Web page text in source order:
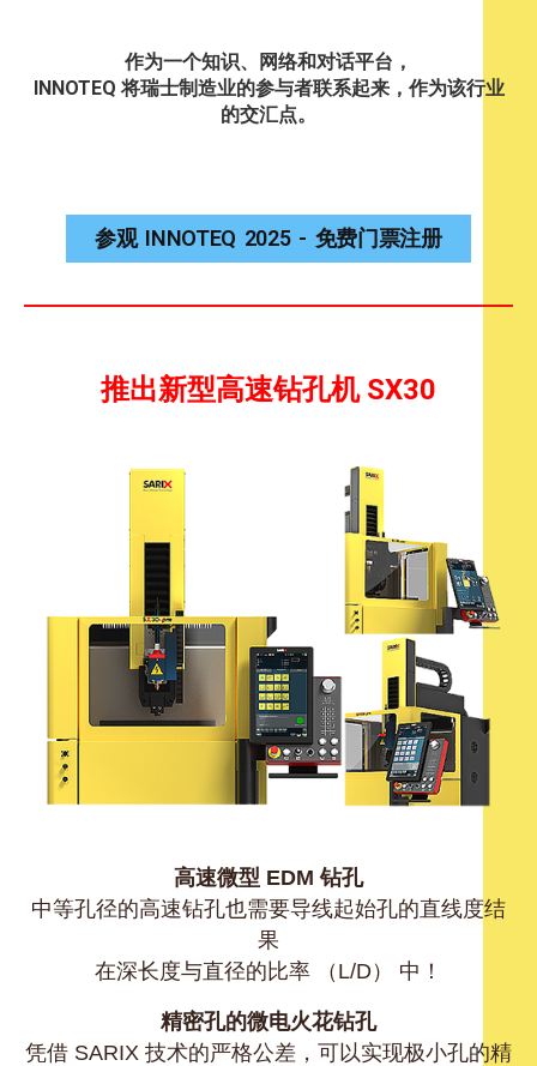
作为一个知识、网络和对话平台，
INNOTEQ 将瑞士制造业的参与者联系起来，作为该行业
的交汇点。
参观 INNOTEQ 2025 - 免费门票注册
推出新型高速钻孔机 SX30
高速微型 EDM 钻孔
中等孔径的高速钻孔也需要导线起始孔的直线度结
果
在深长度与直径的比率 （L/D） 中！
精密孔的微电火花钻孔
凭借 SARIX 技术的严格公差，可以实现极小孔的精